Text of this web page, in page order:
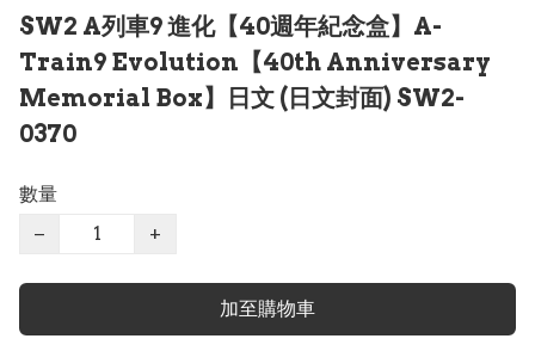
SW2 A列車9 進化【40週年紀念盒】A-
Train9 Evolution【40th Anniversary
Memorial Box】日文 (日文封面) SW2-
0370
數量
−
+
加至購物車